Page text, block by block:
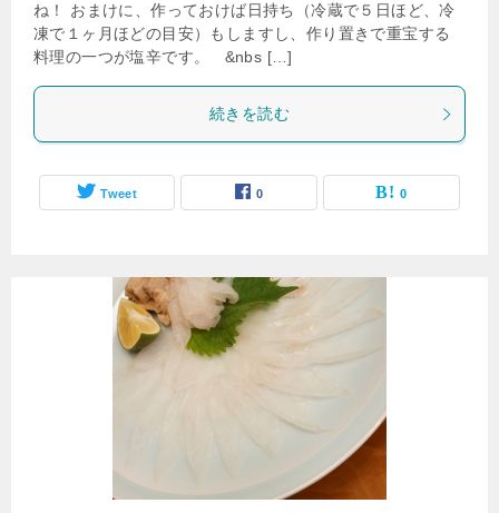
ね！ おまけに、作っておけば日持ち（冷蔵で５日ほど、冷
凍で１ヶ月ほどの目安）もしますし、作り置きで重宝する
料理の一つが塩辛です。 &nbs […]
続きを読む
Tweet 0 0